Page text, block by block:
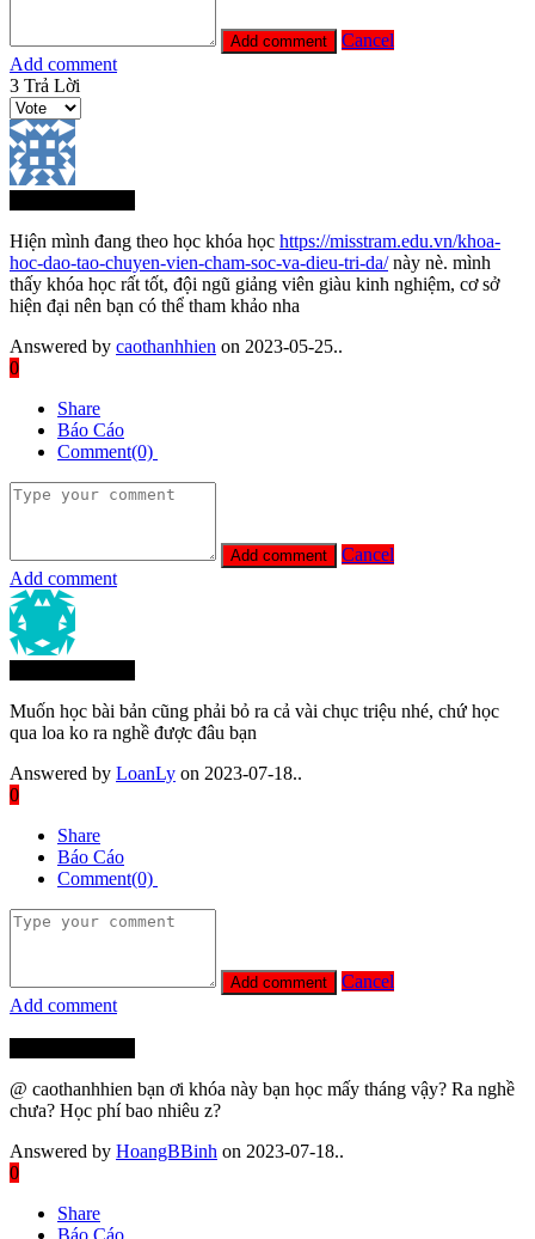
Cancel
Add comment
3 Trả Lời
Hiện mình đang theo học khóa học https://misstram.edu.vn/khoa-
hoc-dao-tao-chuyen-vien-cham-soc-va-dieu-tri-da/này nè. mình
thấy khóa học rất tốt, đội ngũ giảng viên giàu kinh nghiệm, cơ sở
hiện đại nên bạn có thể tham khảo nha
Answered by caothanhhien on 2023-05-25..
0
Share
Báo Cáo
Comment(0)
Cancel
Add comment
Muốn học bài bản cũng phải bỏ ra cả vài chục triệu nhé, chứ học
qua loa ko ra nghề được đâu bạn
Answered by LoanLy on 2023-07-18..
0
Share
Báo Cáo
Comment(0)
Cancel
Add comment
@ caothanhhien bạn ơi khóa này bạn học mấy tháng vậy? Ra nghề
chưa? Học phí bao nhiêu z?
Answered by HoangBBinh on 2023-07-18..
0
Share
Báo Cáo